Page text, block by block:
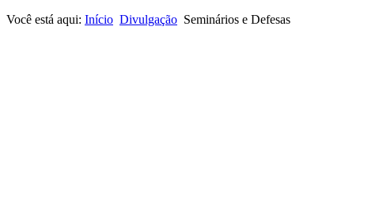
Você está aqui: Início Divulgação Seminários e Defesas